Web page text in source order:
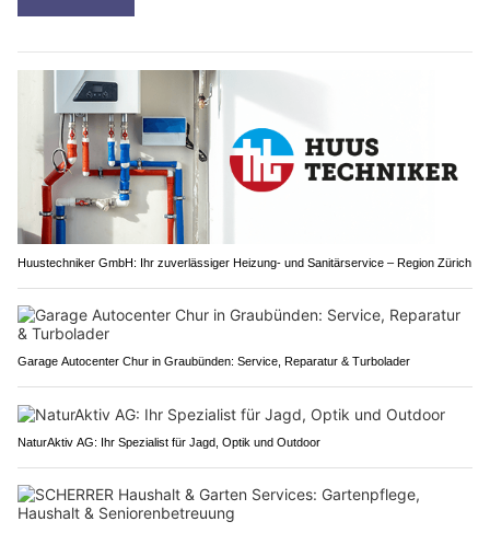
Huustechniker GmbH: Ihr zuverlässiger Heizung- und Sanitärservice – Region Zürich
Garage Autocenter Chur in Graubünden: Service, Reparatur & Turbolader
NaturAktiv AG: Ihr Spezialist für Jagd, Optik und Outdoor